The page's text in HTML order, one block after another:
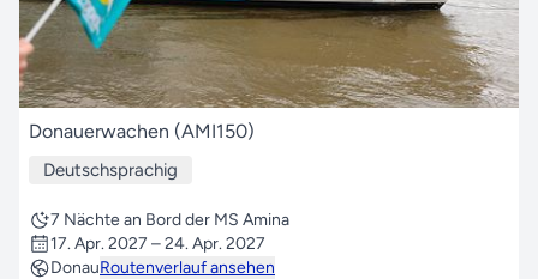
Donauerwachen (AMI150)
Deutschsprachig
7 Nächte an Bord der MS Amina
17. Apr. 2027 – 24. Apr. 2027
DonauRoutenverlauf ansehen